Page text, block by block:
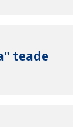
teade